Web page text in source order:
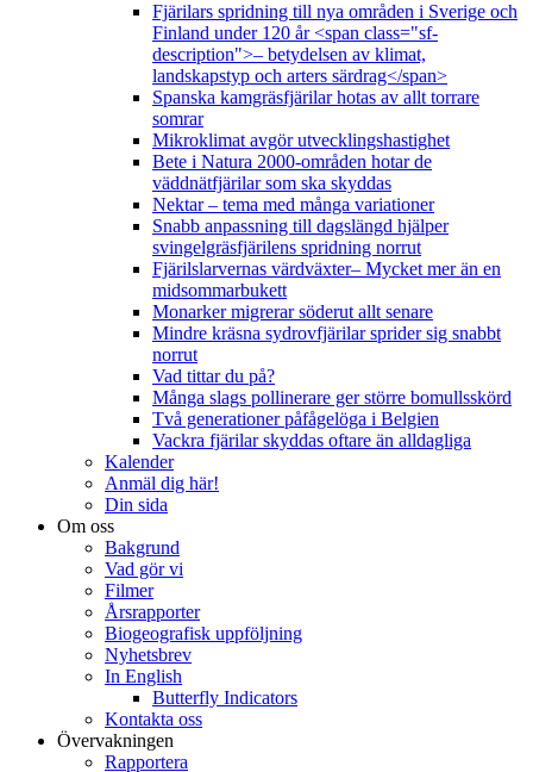
Fjärilars spridning till nya områden i Sverige och
Finland under 120 år <span class="sf-
description">– betydelsen av klimat,
landskapstyp och arters särdrag</span>
Spanska kamgräsfjärilar hotas av allt torrare
somrar
Mikroklimat avgör utvecklingshastighet
Bete i Natura 2000-områden hotar de
väddnätfjärilar som ska skyddas
Nektar – tema med många variationer
Snabb anpassning till dagslängd hjälper
svingelgräsfjärilens spridning norrut
Fjärilslarvernas värdväxter– Mycket mer än en
midsommarbukett
Monarker migrerar söderut allt senare
Mindre kräsna sydrovfjärilar sprider sig snabbt
norrut
Vad tittar du på?
Många slags pollinerare ger större bomullsskörd
Två generationer påfågelöga i Belgien
Vackra fjärilar skyddas oftare än alldagliga
Kalender
Anmäl dig här!
Din sida
Om oss
Bakgrund
Vad gör vi
Filmer
Årsrapporter
Biogeografisk uppföljning
Nyhetsbrev
In English
Butterfly Indicators
Kontakta oss
Övervakningen
Rapportera